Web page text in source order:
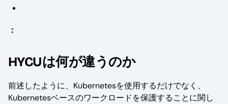
：
HYCUは何が違うのか
前述したように、Kubernetesを使用するだけでなく、
Kubernetesベースのワークロードを保護することに関し